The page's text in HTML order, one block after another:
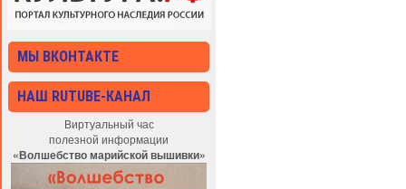
МЫ ВКОНТАКТЕ
НАШ RUTUBE-КАНАЛ
Виртуальный час
полезной информации
«Волшебство марийской вышивки»